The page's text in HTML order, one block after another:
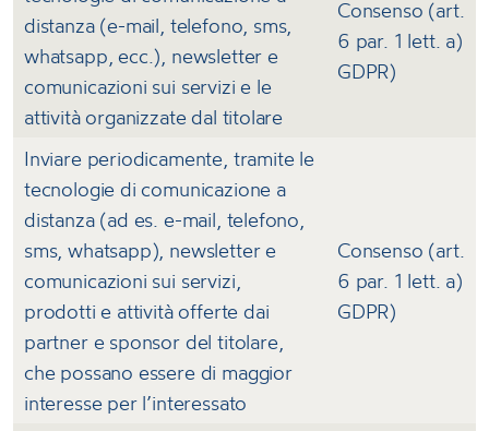
distanza (e-mail, telefono, sms,
whatsapp, ecc.), newsletter e
comunicazioni sui servizi e le
attività organizzate dal titolare
Consenso (art.
6 par. 1 lett. a)
GDPR)
Inviare periodicamente, tramite le
tecnologie di comunicazione a
distanza (ad es. e-mail, telefono,
sms, whatsapp), newsletter e
comunicazioni sui servizi,
prodotti e attività offerte dai
partner e sponsor del titolare,
che possano essere di maggior
interesse per l’interessato
Consenso (art.
6 par. 1 lett. a)
GDPR)